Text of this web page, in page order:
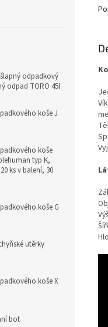
odpadkový
odpad TORO 45l
koše J
koše
typ K,
ks v balení, 30
koše G
utěrky
koše X
bot